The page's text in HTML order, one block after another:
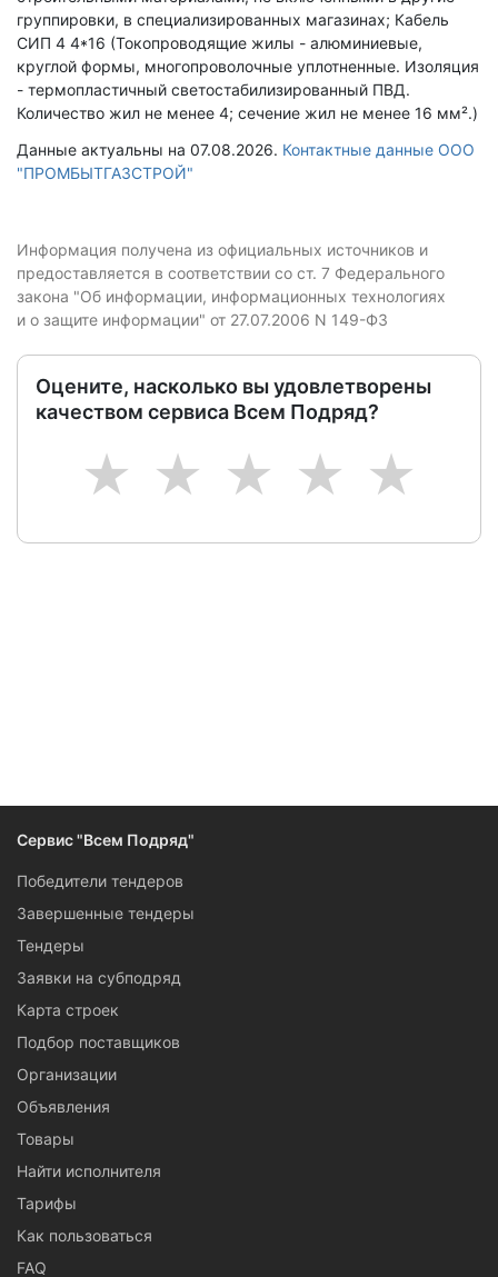
группировки, в специализированных магазинах; Кабель
СИП 4 4*16 (Токопроводящие жилы - алюминиевые,
круглой формы, многопроволочные уплотненные. Изоляция
- термопластичный светостабилизированный ПВД.
Количество жил не менее 4; сечение жил не менее 16 мм².)
Данные актуальны на 07.08.2026. Контактные данные ООО
"ПРОМБЫТГАЗСТРОЙ"
Информация получена из официальных источников и
предоставляется в соответствии со ст. 7 Федерального
закона "Об информации, информационных технологиях
и о защите информации" от 27.07.2006 N 149-ФЗ
Оцените, насколько вы удовлетворены
качеством сервиса Всем Подряд?
5
4
3
2
1
Сервис "Всем Подряд"
Победители тендеров
Завершенные тендеры
Тендеры
Заявки на субподряд
Карта строек
Подбор поставщиков
Организации
Объявления
Товары
Найти исполнителя
Тарифы
Как пользоваться
FAQ